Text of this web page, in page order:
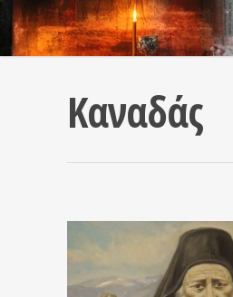
Καναδάς